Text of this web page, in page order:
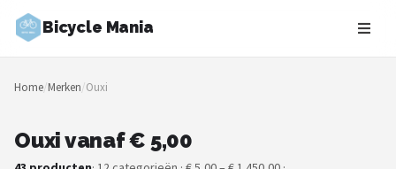
Bicycle Mania
Zoeken
NAVIGATIE
Home/Merken/Ouxi
Ouxi vanaf € 5,00